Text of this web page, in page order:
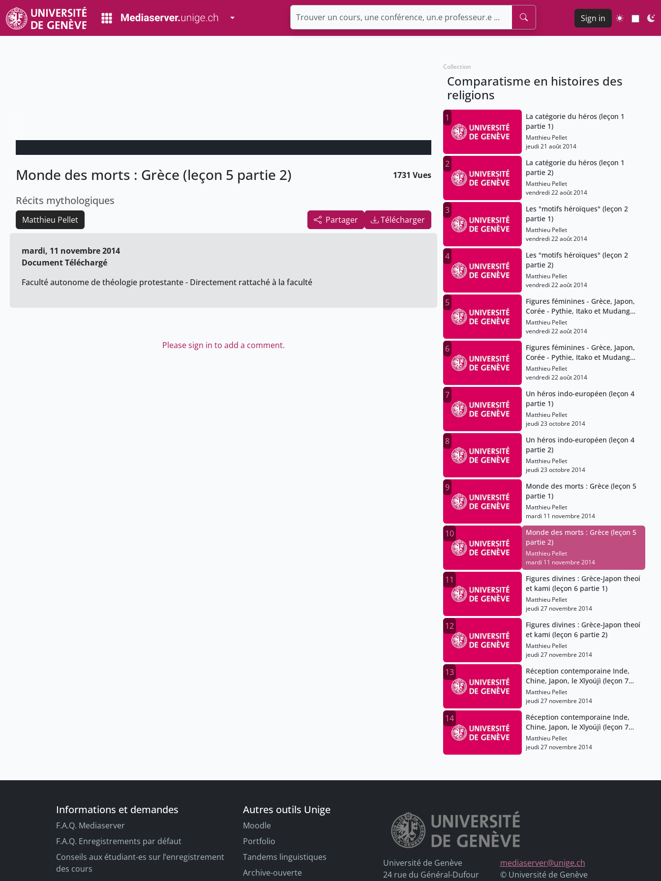
Toggle Dropdown Sign in
Monde des morts : Grèce (leçon 5 partie 2) 1731 Vues
Récits mythologiques
Partager Télécharger
Matthieu Pellet
mardi, 11 novembre 2014
Document Téléchargé
Faculté autonome de théologie protestante - Directement rattaché à la faculté
Please sign in to add a comment.
Collection
Comparatisme en histoires des
religions
1
La catégorie du héros (leçon 1
partie 1)
Matthieu Pellet
jeudi 21 août 2014
2
La catégorie du héros (leçon 1
partie 2)
Matthieu Pellet
vendredi 22 août 2014
3
Les "motifs héroïques" (leçon 2
partie 1)
Matthieu Pellet
vendredi 22 août 2014
4
Les "motifs héroïques" (leçon 2
partie 2)
Matthieu Pellet
vendredi 22 août 2014
5
Figures féminines - Grèce, Japon,
Corée - Pythie, Itako et Mudang
(leçon 3 partie 1)
Matthieu Pellet
vendredi 22 août 2014
6
Figures féminines - Grèce, Japon,
Corée - Pythie, Itako et Mudang
(leçon 3 partie 2)
Matthieu Pellet
vendredi 22 août 2014
7
Un héros indo-européen (leçon 4
partie 1)
Matthieu Pellet
jeudi 23 octobre 2014
8
Un héros indo-européen (leçon 4
partie 2)
Matthieu Pellet
jeudi 23 octobre 2014
9
Monde des morts : Grèce (leçon 5
partie 1)
Matthieu Pellet
mardi 11 novembre 2014
10
Monde des morts : Grèce (leçon 5
partie 2)
Matthieu Pellet
mardi 11 novembre 2014
11
Figures divines : Grèce-Japon theoí
et kami (leçon 6 partie 1)
Matthieu Pellet
jeudi 27 novembre 2014
12
Figures divines : Grèce-Japon theoí
et kami (leçon 6 partie 2)
Matthieu Pellet
jeudi 27 novembre 2014
13
Réception contemporaine Inde,
Chine, Japon, le Xīyoújì (leçon 7
partie 1)
Matthieu Pellet
jeudi 27 novembre 2014
14
Réception contemporaine Inde,
Chine, Japon, le Xīyoújì (leçon 7
partie 2)
Matthieu Pellet
jeudi 27 novembre 2014
Informations et demandes
F.A.Q. Mediaserver
F.A.Q. Enregistrements par défaut
Conseils aux étudiant-es sur l’enregistrement
des cours
Autres outils Unige
Moodle
Portfolio
Tandems linguistiques
Archive-ouverte
Université de Genève
24 rue du Général-Dufour
mediaserver@unige.ch
© Université de Genève